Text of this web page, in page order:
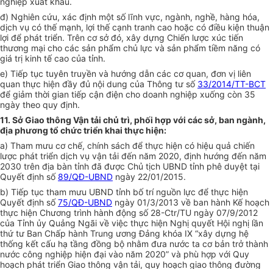
đ) Nghiên cứu, xác định một số lĩnh vực, ngành, nghề, hàng hóa,
dịch vụ có thế mạnh, lợi thế cạnh tranh cao hoặc có điều kiện thuận
lợi để phát triển. Trên cơ sở đó, xây dựng Chiến lược xúc tiến
thương mại cho các sản phẩm chủ lực và sản phẩm tiềm năng có
giá trị kinh tế cao của tỉnh.
e) Tiếp tục tuyên truyền và hướng dẫn các cơ quan, đơn vị liên
quan thực hiện đầy đủ nội dung của Thông tư số 33/2014/TT-BCT
để giảm thời gian tiếp cận điện cho doanh nghiệp xuống còn 35
ngày theo quy định.
11. Sở Giao thông Vận tải chủ trì, phối hợp với các sở, ban ngành,
địa phương tổ chức triển khai thực hiện:
a) Tham mưu cơ chế, chính sách để thực hiện có hiệu quả chiến
lược phát triển dịch vụ vận tải đến năm 2020, định hướng đến năm
2030 trên địa bàn tỉnh đã được Chủ tịch UBND tỉnh phê duyệt tại
Quyết định số89/QĐ-UBND ngày 22/01/2015.
b) Tiếp tục tham mưu UBND tỉnh bố trí nguồn lực để thực hiện
Quyết định số75/QĐ-UBND ngày 01/3/2013 về ban hành Kế hoạch
thực hiện Chương trình hành động số 28-Ctr/TU ngày 07/9/2012
của Tỉnh ủy Quảng Ngãi về việc thực hiện Nghị quyết Hội nghị lần
thứ tư Ban Chấp hành Trung ương Đảng khóa IX “xây dựng hệ
thống kết cấu hạ tầng đồng bộ nhằm đưa nước ta cơ bản trở thành
nước công nghiệp hiện đại vào năm 2020” và phù hợp với Quy
hoạch phát triển Giao thông vận tải, quy hoạch giao thông đường